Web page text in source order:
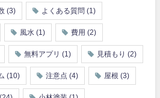
(3) よくある質問 (1)
風水 (1) 費用 (2)
無料アプリ (1) 見積もり (2)
(10) 注意点 (4) 屋根 (3)